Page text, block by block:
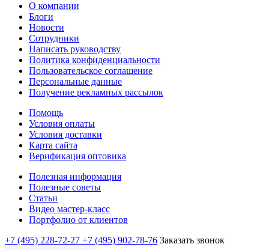
О компании
Блоги
Новости
Сотрудники
Написать руководству
Политика конфиденциальности
Пользовательское соглашение
Персональные данные
Получение рекламных рассылок
Помощь
Условия оплаты
Условия доставки
Карта сайта
Верификация оптовика
Полезная информация
Полезные советы
Статьи
Видео мастер-класс
Портфолио от клиентов
+7 (495) 228-72-27 +7 (495) 902-78-76 Заказать звонок